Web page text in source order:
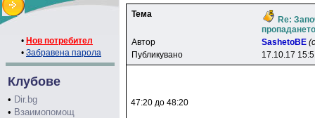
• Нов потребител
• Забравена парола
Клубове
• Dir.bg
• Взаимопомощ
Тема
Re:
Автор
SashetoBE
Публикувано
17.10.17
47:20 до 48:20